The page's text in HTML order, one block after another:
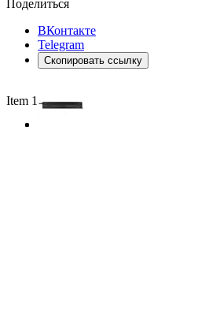
Поделиться
ВКонтакте
Telegram
Скопировать ссылку
Item 1 of 3